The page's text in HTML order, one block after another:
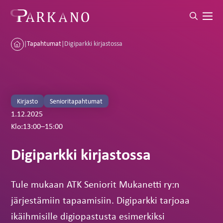
|Tapahtumat|Digiparkki kirjastossa
Kirjasto Senioritapahtumat
1.12.2025
Klo:13:00–15:00
Digiparkki kirjastossa
Tule mukaan ATK Seniorit Mukanetti ry:n
järjestämiin tapaamisiin. Digiparkki tarjoaa
ikäihmisille digiopastusta esimerkiksi